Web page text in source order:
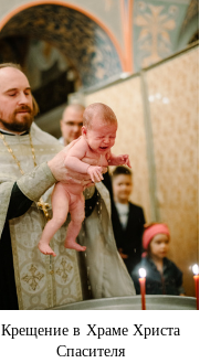
Крещение в Храме Христа
Спасителя